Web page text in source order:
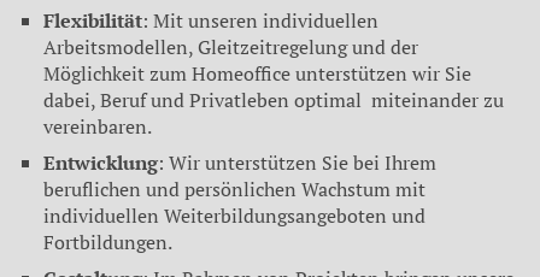
Flexibilität: Mit unseren individuellen
Arbeitsmodellen, Gleitzeitregelung und der
Möglichkeit zum Homeoffice unterstützen wir Sie
dabei, Beruf und Privatleben optimal miteinander zu
vereinbaren.
Entwicklung: Wir unterstützen Sie bei Ihrem
beruflichen und persönlichen Wachstum mit
individuellen Weiterbildungsangeboten und
Fortbildungen.